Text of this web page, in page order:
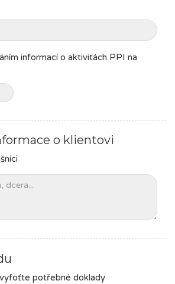
informací o aktivitách PPI na
o klientovi
potřebné doklady